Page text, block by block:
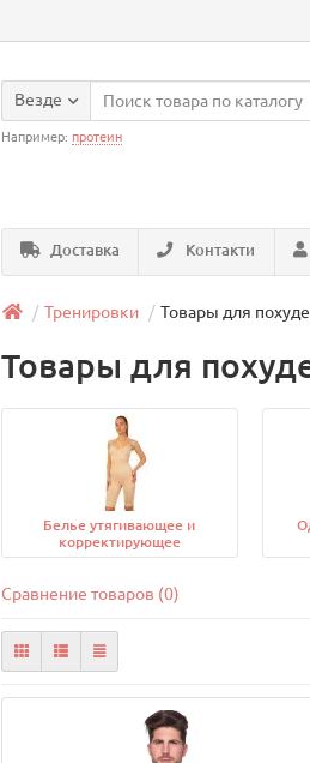
Везде
Например: протеин
Доставка Контакти
Тренировки Товары для
Товары для
Белье утягивающее и
корректирующее
Сравнение товаров (0)